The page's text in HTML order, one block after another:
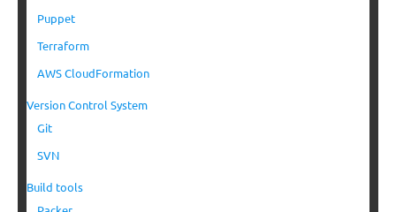
Puppet
Terraform
AWS CloudFormation
Version Control System
Git
SVN
Build tools